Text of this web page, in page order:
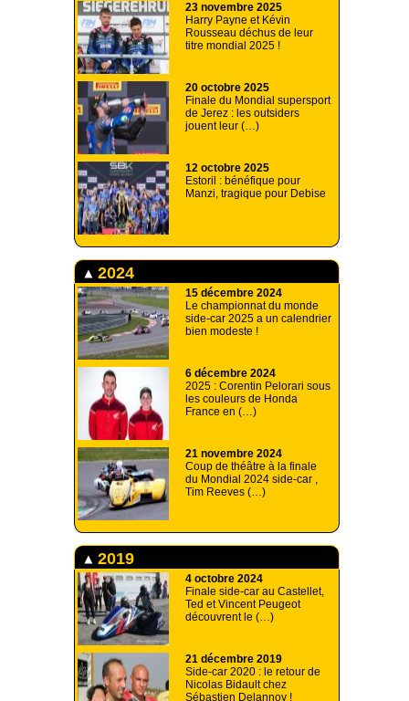
23 novembre 2025
Harry Payne et Kévin
Rousseau déchus de leur
titre mondial 2025 !
20 octobre 2025
Finale du Mondial supersport
de Jerez : les outsiders
jouent leur (…)
12 octobre 2025
Estoril : bénéfique pour
Manzi, tragique pour Debise
2024
15 décembre 2024
Le championnat du monde
side-car 2025 a un calendrier
bien modeste !
6 décembre 2024
2025 : Corentin Pelorari sous
les couleurs de Honda
France en (…)
21 novembre 2024
Coup de théâtre à la finale
du Mondial 2024 side-car ,
Tim Reeves (…)
2019
4 octobre 2024
Finale side-car au Castellet,
Ted et Vincent Peugeot
découvrent le (…)
21 décembre 2019
Side-car 2020 : le retour de
Nicolas Bidault chez
Sébastien Delannoy !